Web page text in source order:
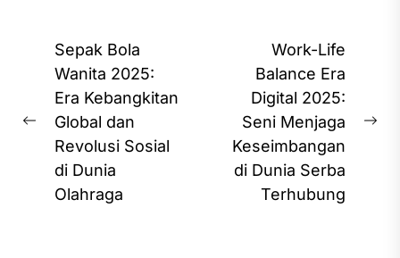
Post
navigation
Previous
post:
Sepak Bola
Wanita 2025:
Era Kebangkitan
Global dan
Revolusi Sosial
di Dunia
Olahraga
Work-Life
Balance Era
Digital 2025:
Seni Menjaga
Keseimbangan
di Dunia Serba
Terhubung